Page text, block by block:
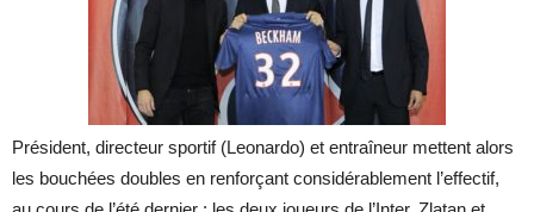
Président, directeur sportif (Leonardo) et entraîneur mettent alors
les bouchées doubles en renforçant considérablement l’effectif,